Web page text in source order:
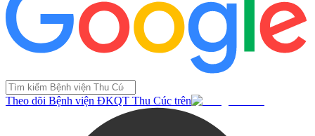
Theo dõi Bệnh viện ĐKQT Thu Cúc trên